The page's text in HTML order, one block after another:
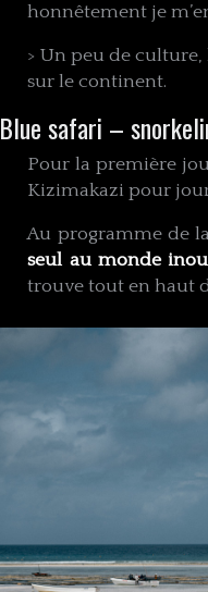
honnêtement je
> Un peu de culture,
sur le continent.
Blue safari –
Pour la première
Kizimakazi pour
Au programme de
seul au monde
trouve tout en haut